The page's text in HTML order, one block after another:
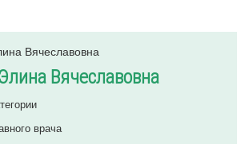
Вячеславовна
врача